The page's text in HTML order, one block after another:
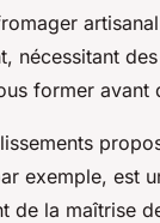
nécessitant
former avant
exemple, est
de la maîtrise